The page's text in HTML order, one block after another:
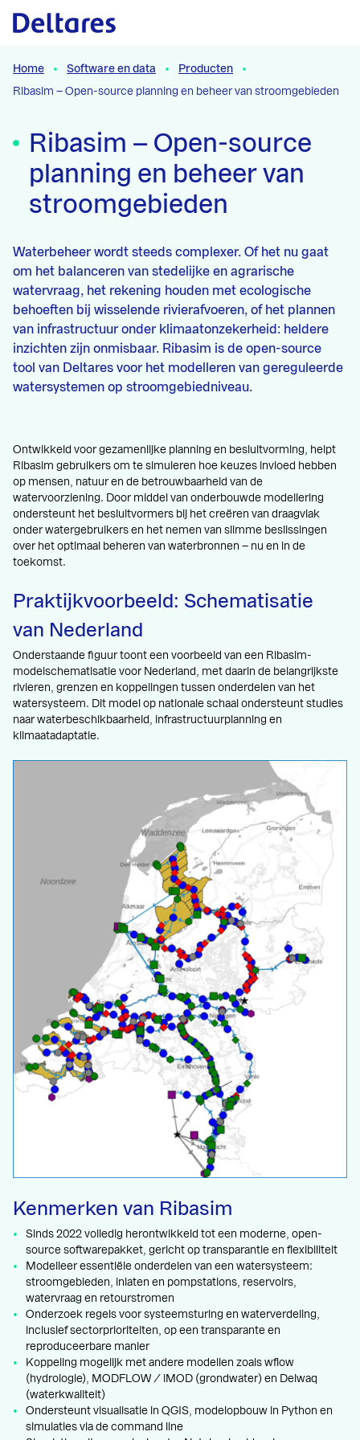
Naar hoofdcontent
Home Software en data
Producten
Ribasim – Open-source planning en beheer van stroomgebieden
Ribasim – Open-source
planning en beheer van
stroomgebieden
Waterbeheer wordt steeds complexer. Of het nu gaat
om het balanceren van stedelijke en agrarische
watervraag, het rekening houden met ecologische
behoeften bij wisselende rivierafvoeren, of het plannen
van infrastructuur onder klimaatonzekerheid: heldere
inzichten zijn onmisbaar. Ribasim is de open-source
tool van Deltares voor het modelleren van gereguleerde
watersystemen op stroomgebiedniveau.
Ontwikkeld voor gezamenlijke planning en besluitvorming, helpt
Ribasim gebruikers om te simuleren hoe keuzes invloed hebben
op mensen, natuur en de betrouwbaarheid van de
watervoorziening. Door middel van onderbouwde modellering
ondersteunt het besluitvormers bij het creëren van draagvlak
onder watergebruikers en het nemen van slimme beslissingen
over het optimaal beheren van waterbronnen – nu en in de
toekomst.
Praktijkvoorbeeld: Schematisatie
van Nederland
Onderstaande figuur toont een voorbeeld van een Ribasim-
modelschematisatie voor Nederland, met daarin de belangrijkste
rivieren, grenzen en koppelingen tussen onderdelen van het
watersysteem. Dit model op nationale schaal ondersteunt studies
naar waterbeschikbaarheid, infrastructuurplanning en
klimaatadaptatie.
Kenmerken van Ribasim
Sinds 2022 volledig herontwikkeld tot een moderne, open-
source softwarepakket, gericht op transparantie en flexibiliteit
Modelleer essentiële onderdelen van een watersysteem:
stroomgebieden, inlaten en pompstations, reservoirs,
watervraag en retourstromen
Onderzoek regels voor systeemsturing en waterverdeling,
inclusief sectorprioriteiten, op een transparante en
reproduceerbare manier
Koppeling mogelijk met andere modellen zoals wflow
(hydrologie), MODFLOW / iMOD (grondwater) en Delwaq
(waterkwaliteit)
Ondersteunt visualisatie in QGIS, modelopbouw in Python en
simulaties via de command line